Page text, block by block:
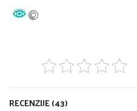
RECENZIJE (43)